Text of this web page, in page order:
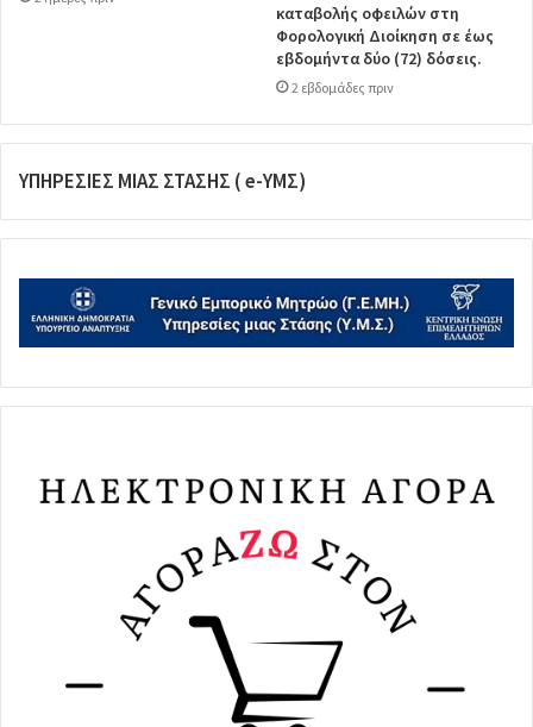
καταβολής οφειλών στη
Φορολογική Διοίκηση σε έως
εβδομήντα δύο (72) δόσεις.
2 εβδομάδες πριν
ΥΠΗΡΕΣΙΕΣ ΜΙΑΣ ΣΤΑΣΗΣ ( e-ΥΜΣ)